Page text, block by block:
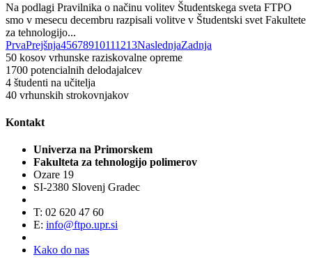
Na podlagi Pravilnika o načinu volitev Študentskega sveta FTPO
smo v mesecu decembru razpisali volitve v Študentski svet Fakultete
za tehnologijo...
PrvaPrejšnja45678910111213NaslednjaZadnja
50 kosov vrhunske raziskovalne opreme
1700 potencialnih delodajalcev
4 študenti na učitelja
40 vrhunskih strokovnjakov
Kontakt
Univerza na Primorskem
Fakulteta za tehnologijo polimerov
Ozare 19
SI-2380 Slovenj Gradec
T: 02 620 47 60
E: info@ftpo.upr.si
Kako do nas